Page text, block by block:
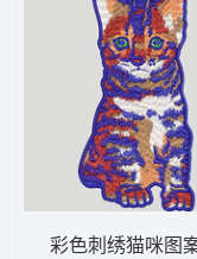
彩色刺绣猫咪图